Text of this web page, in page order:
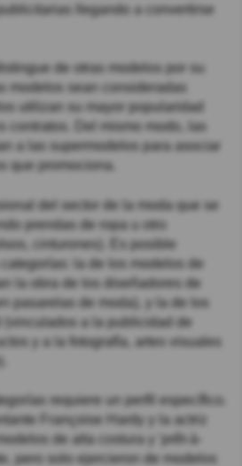
llegando a convertirse
de otras modelos por su
modelos sean consideradas
utilizan su mayor popularidad
contratos. Del mismo modo, las
a las supermodelos para asociar
que promociona.
del sector de la moda que se
prendas de ropa u otro
cinturones). Es posible
la de los modelos de
la obra de los diseñadores de
pasarelas de moda), y la de los
a la publicidad de
y a la fotografía, artes visuales
requiere un perfil específico.
Françoise Hardy y la actriz
de alta costura y 'prêt-à-
pero solo ejercieron de modelos